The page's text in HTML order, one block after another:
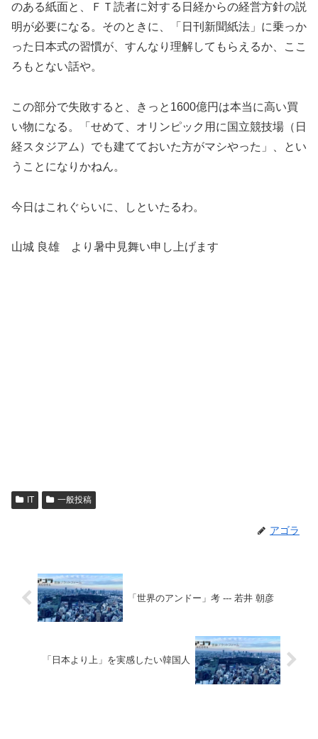
のある紙面と、ＦＴ読者に対する日経からの経営方針の説
明が必要になる。そのときに、「日刊新聞紙法」に乗っか
った日本式の習慣が、すんなり理解してもらえるか、ここ
ろもとない話や。
この部分で失敗すると、きっと1600億円は本当に高い買
い物になる。「せめて、オリンピック用に国立競技場（日
経スタジアム）でも建てておいた方がマシやった」、とい
うことになりかねん。
今日はこれぐらいに、しといたるわ。
山城 良雄 より暑中見舞い申し上げます
IT 一般投稿
アゴラ
「世界のアンドー」考 --- 若井 朝彦
「日本より上」を実感したい韓国人